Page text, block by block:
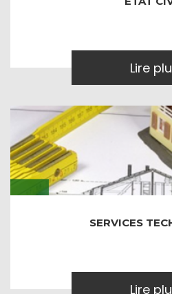
Lire
SERVICES
Lire